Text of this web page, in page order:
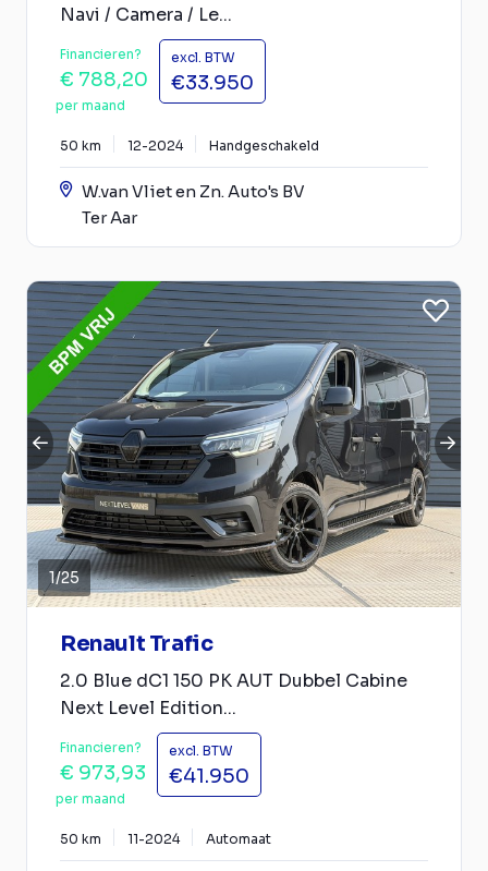
Navi / Camera / Le...
Financieren?
€ 788,20
per maand
excl. BTW
€33.950
50 km 12-2024 Handgeschakeld
W.van Vliet en Zn. Auto's BV
Ter Aar
1/25
Renault Trafic
2.0 Blue dC1 150 PK AUT Dubbel Cabine
Next Level Edition...
Financieren?
€ 973,93
per maand
excl. BTW
€41.950
50 km 11-2024 Automaat